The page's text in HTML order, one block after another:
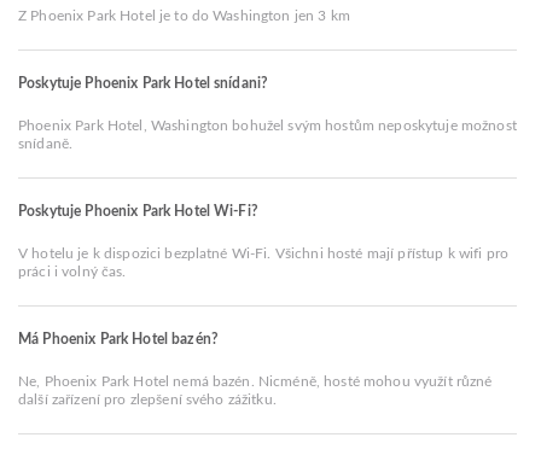
Z Phoenix Park Hotel je to do Washington jen 3 km
Poskytuje Phoenix Park Hotel snídani?
Phoenix Park Hotel, Washington bohužel svým hostům neposkytuje možnost
snídaně.
Poskytuje Phoenix Park Hotel Wi-Fi?
V hotelu je k dispozici bezplatné Wi-Fi. Všichni hosté mají přístup k wifi pro
práci i volný čas.
Má Phoenix Park Hotel bazén?
Ne, Phoenix Park Hotel nemá bazén. Nicméně, hosté mohou využít různé
další zařízení pro zlepšení svého zážitku.